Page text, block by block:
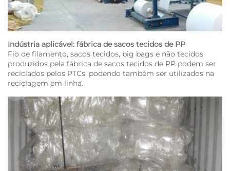
Indústria aplicável: fábrica de sacos tecidos de PP
Fio de filamento, sacos tecidos, big bags e não tecidos
produzidos pela fábrica de sacos tecidos de PP podem ser
reciclados pelos PTCs, podendo também ser utilizados na
reciclagem em linha.